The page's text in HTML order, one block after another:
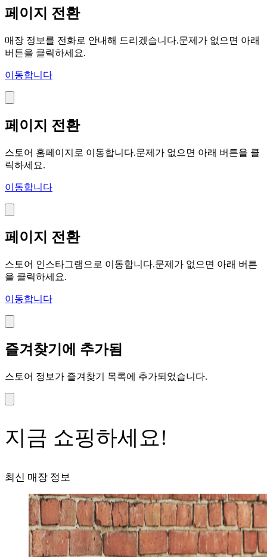
페이지 전환
매장 정보를 전화로 안내해 드리겠습니다.문제가 없으면 아래
버튼을 클릭하세요.
이동합니다
페이지 전환
스토어 홈페이지로 이동합니다.문제가 없으면 아래 버튼을 클
릭하세요.
이동합니다
페이지 전환
스토어 인스타그램으로 이동합니다.문제가 없으면 아래 버튼
을 클릭하세요.
이동합니다
즐겨찾기에 추가됨
스토어 정보가 즐겨찾기 목록에 추가되었습니다.
지금 쇼핑하세요!
최신 매장 정보